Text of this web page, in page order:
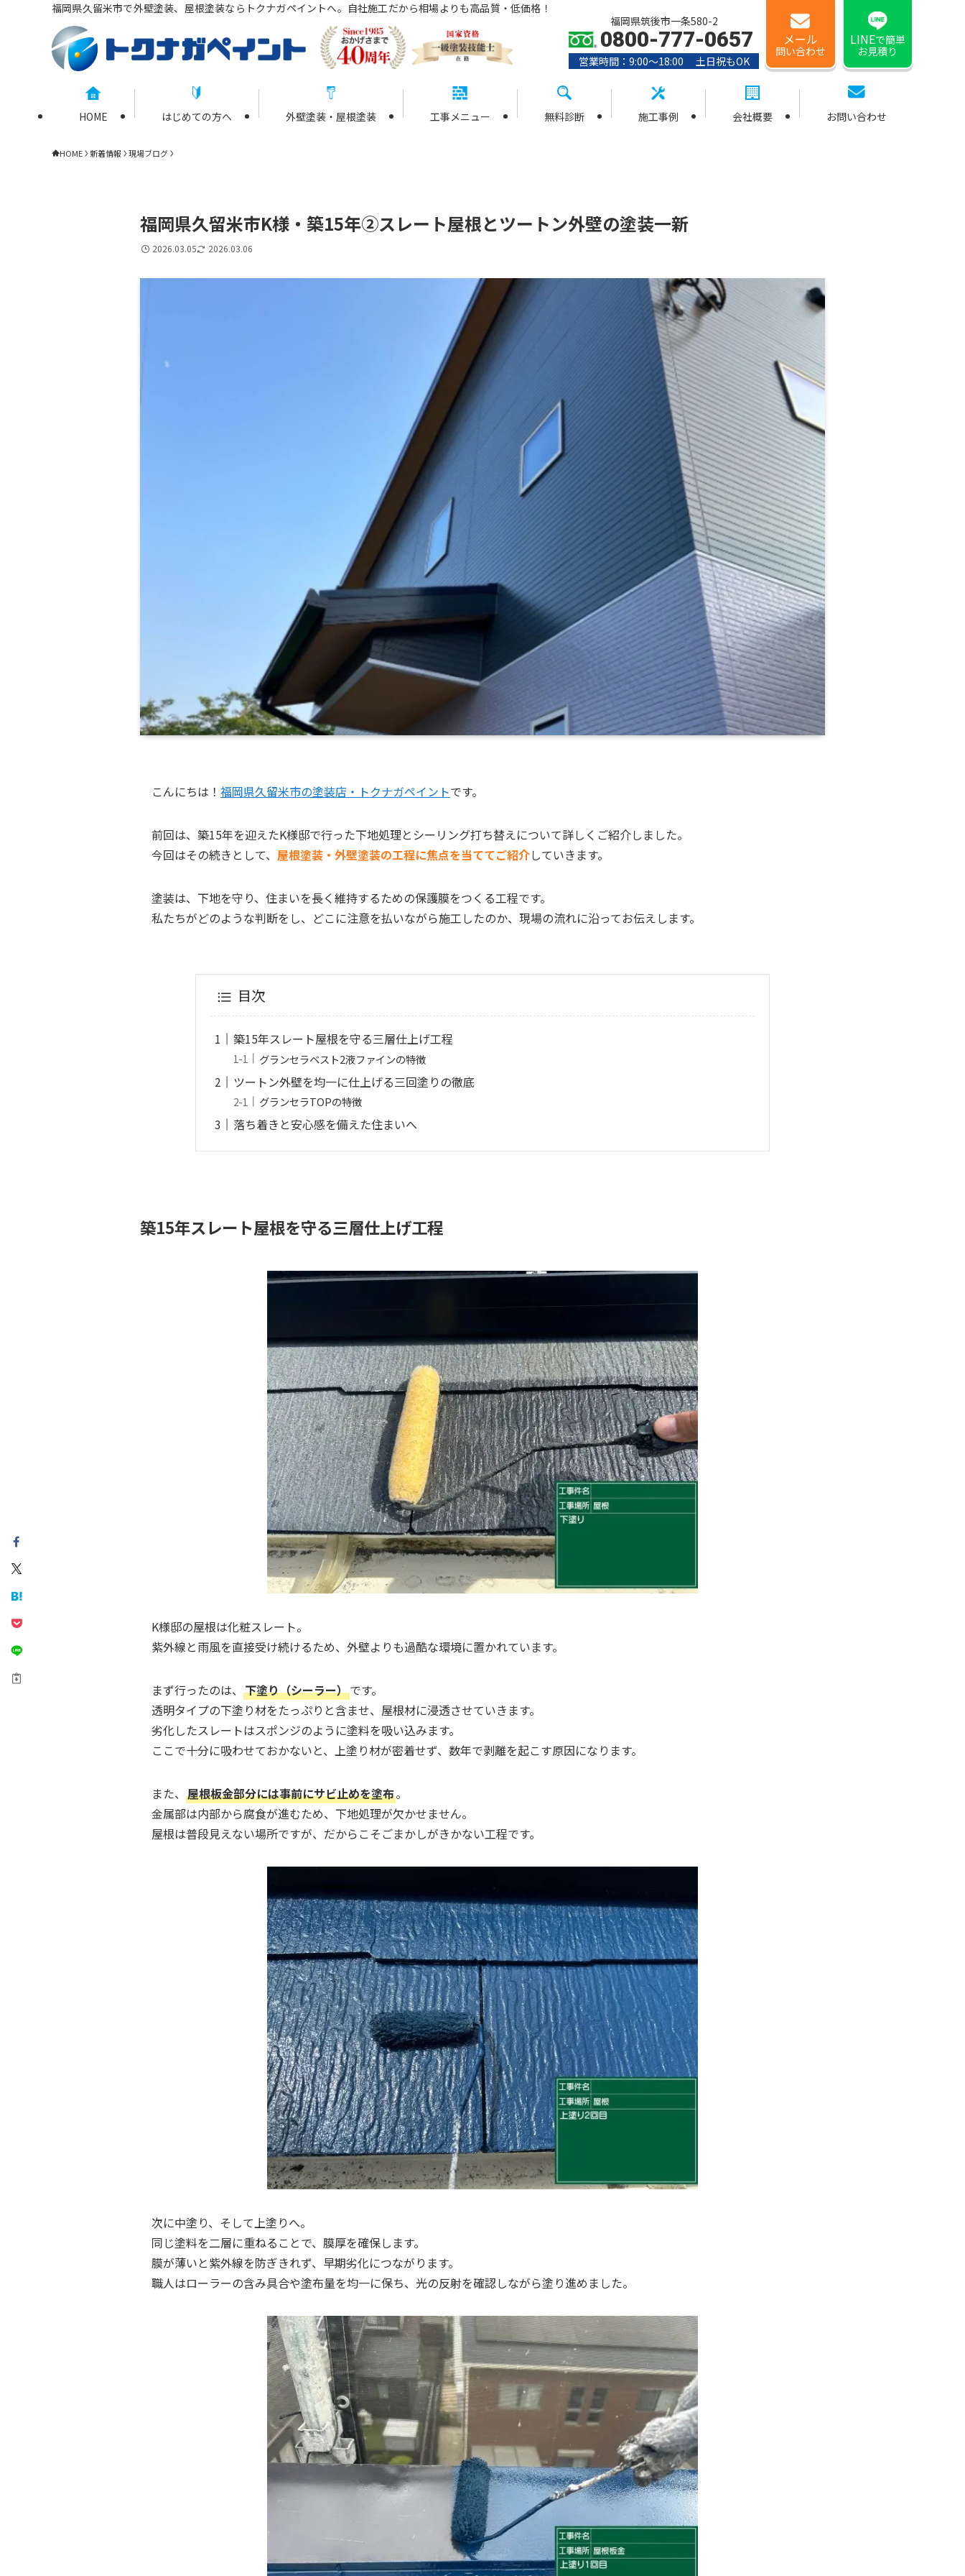
福岡県久留米市で外壁塗装、屋根塗装ならトクナガペイントへ。自社施工だから相場よりも高品質・低価格！
HOME はじめての方へ 外壁塗装・屋根塗装 工事メニュー 無料診断 施工事例 会社概要 お問い合わせ
福岡県筑後市一条580-2
0800-777-0657
営業時間：9:00〜18:00 土日祝もOK
メール
問い合わせ
LINEで簡単
お見積り
HOME 新着情報 現場ブログ
福岡県久留米市K様・築15年②スレート屋根とツートン外壁の塗装一新
2026.03.05 2026.03.06
こんにちは！ 福岡県久留米市の塗装店・トクナガペイントです。
前回は、築15年を迎えたK様邸で行った下地処理とシーリング打ち替えについて詳しくご紹介しました。
今回はその続きとして、 屋根塗装・外壁塗装の工程に焦点を当ててご紹介していきます。
塗装は、下地を守り、住まいを長く維持するための保護膜をつくる工程です。
私たちがどのような判断をし、どこに注意を払いながら施工したのか、現場の流れに沿ってお伝えします。
目次
築15年スレート屋根を守る三層仕上げ工程
グランセラベスト2液ファインの特徴
ツートン外壁を均一に仕上げる三回塗りの徹底
グランセラTOPの特徴
落ち着きと安心感を備えた住まいへ
築15年スレート屋根を守る三層仕上げ工程
K様邸の屋根は化粧スレート。
紫外線と雨風を直接受け続けるため、外壁よりも過酷な環境に置かれています。
まず行ったのは、 下塗り（シーラー）です。
透明タイプの下塗り材をたっぷりと含ませ、屋根材に浸透させていきます。
劣化したスレートはスポンジのように塗料を吸い込みます。
ここで十分に吸わせておかないと、上塗り材が密着せず、数年で剥離を起こす原因になります。
また、 屋根板金部分には事前にサビ止めを塗布。
金属部は内部から腐食が進むため、下地処理が欠かせません。
屋根は普段見えない場所ですが、だからこそごまかしがきかない工程です。
次に中塗り、そして上塗りへ。
同じ塗料を二層に重ねることで、膜厚を確保します。
膜が薄いと紫外線を防ぎきれず、早期劣化につながります。
職人はローラーの含み具合や塗布量を均一に保ち、光の反射を確認しながら塗り進めました。